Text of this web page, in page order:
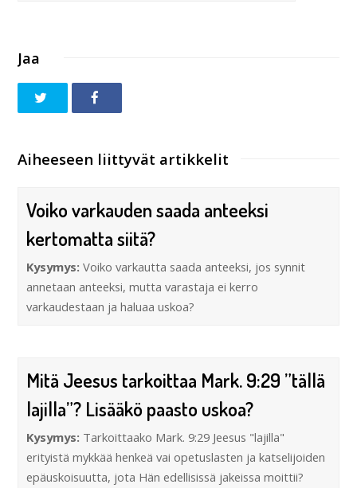
Jaa
Aiheeseen liittyvät artikkelit
Voiko varkauden saada anteeksi
kertomatta siitä?
Kysymys:Voiko varkautta saada anteeksi, jos synnit
annetaan anteeksi, mutta varastaja ei kerro
varkaudestaan ja haluaa uskoa?
Mitä Jeesus tarkoittaa Mark. 9:29 ”tällä
lajilla”? Lisääkö paasto uskoa?
Kysymys: Tarkoittaako Mark. 9:29 Jeesus "lajilla"
erityistä mykkää henkeä vai opetuslasten ja katselijoiden
epäuskoisuutta, jota Hän edellisissä jakeissa moittii?